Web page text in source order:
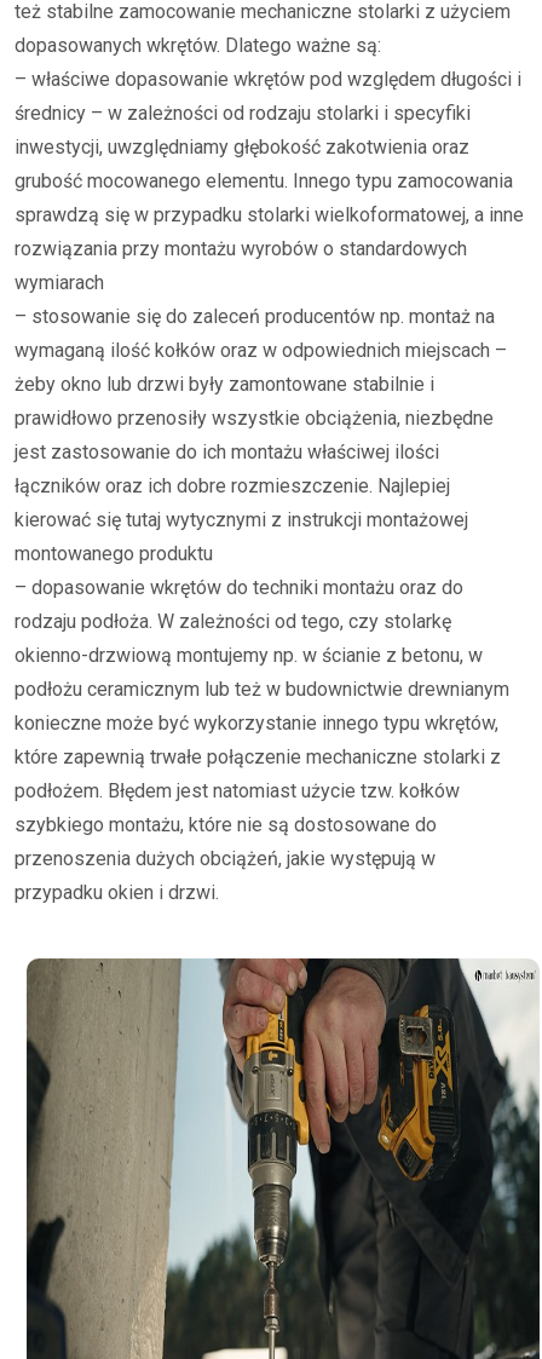
też stabilne zamocowanie mechaniczne stolarki z użyciem
dopasowanych wkrętów. Dlatego ważne są:
– właściwe dopasowanie wkrętów pod względem długości i
średnicy – w zależności od rodzaju stolarki i specyfiki
inwestycji, uwzględniamy głębokość zakotwienia oraz
grubość mocowanego elementu. Innego typu zamocowania
sprawdzą się w przypadku stolarki wielkoformatowej, a inne
rozwiązania przy montażu wyrobów o standardowych
wymiarach
– stosowanie się do zaleceń producentów np. montaż na
wymaganą ilość kołków oraz w odpowiednich miejscach –
żeby okno lub drzwi były zamontowane stabilnie i
prawidłowo przenosiły wszystkie obciążenia, niezbędne
jest zastosowanie do ich montażu właściwej ilości
łączników oraz ich dobre rozmieszczenie. Najlepiej
kierować się tutaj wytycznymi z instrukcji montażowej
montowanego produktu
– dopasowanie wkrętów do techniki montażu oraz do
rodzaju podłoża. W zależności od tego, czy stolarkę
okienno-drzwiową montujemy np. w ścianie z betonu, w
podłożu ceramicznym lub też w budownictwie drewnianym
konieczne może być wykorzystanie innego typu wkrętów,
które zapewnią trwałe połączenie mechaniczne stolarki z
podłożem. Błędem jest natomiast użycie tzw. kołków
szybkiego montażu, które nie są dostosowane do
przenoszenia dużych obciążeń, jakie występują w
przypadku okien i drzwi.